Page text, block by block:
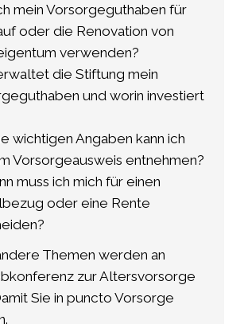
mein Vorsorgeguthaben für
oder die Renovation von
verwenden?
die Stiftung mein
und worin investiert
wichtigen Angaben kann ich
Vorsorgeausweis entnehmen?
muss ich mich für einen
oder eine Rente
Themen werden an
zur Altersvorsorge
Sie in puncto Vorsorge